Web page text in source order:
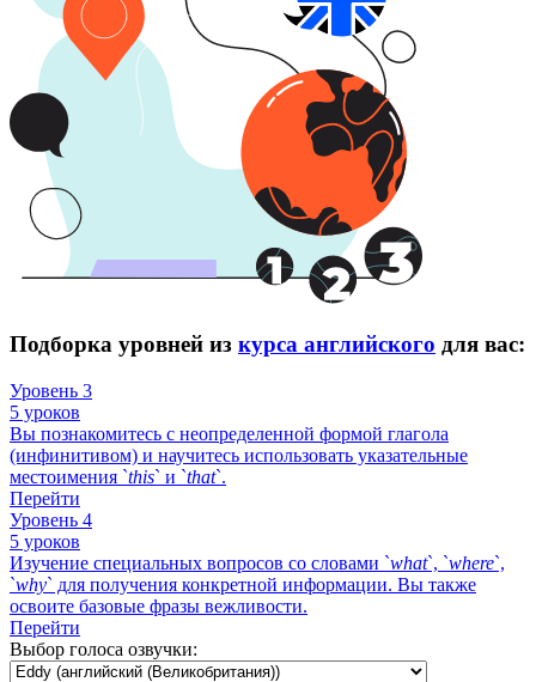
Подборка уровней из курса английского для вас:
Уровень 3
5 уроков
Вы познакомитесь с неопределенной формой глагола
(инфинитивом) и научитесь использовать указательные
местоимения `this` и `that`.
Перейти
Уровень 4
5 уроков
Изучение специальных вопросов со словами `what`, `where`,
`why` для получения конкретной информации. Вы также
освоите базовые фразы вежливости.
Перейти
Выбор голоса озвучки: